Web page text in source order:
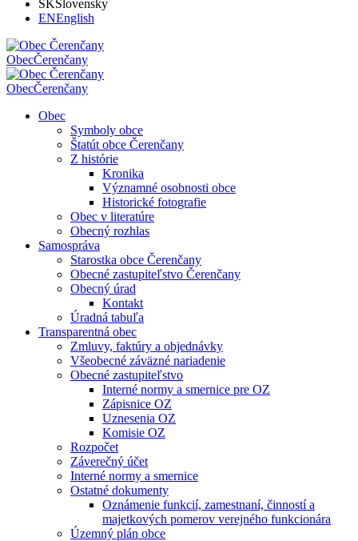
SKSlovensky
ENEnglish
ObecČerenčany
ObecČerenčany
Obec
Symboly obce
Štatút obce Čerenčany
Z histórie
Kronika
Významné osobnosti obce
Historické fotografie
Obec v literatúre
Obecný rozhlas
Samospráva
Starostka obce Čerenčany
Obecné zastupiteľstvo Čerenčany
Obecný úrad
Kontakt
Úradná tabuľa
Transparentná obec
Zmluvy, faktúry a objednávky
Všeobecné záväzné nariadenie
Obecné zastupiteľstvo
Interné normy a smernice pre OZ
Zápisnice OZ
Uznesenia OZ
Komisie OZ
Rozpočet
Záverečný účet
Interné normy a smernice
Ostatné dokumenty
Oznámenie funkcií, zamestnaní, činností a
majetkových pomerov verejného funkcionára
Územný plán obce